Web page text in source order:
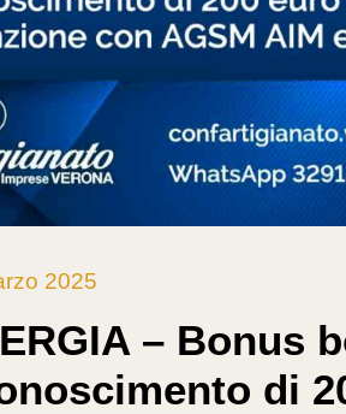
2025
– Bonus
di